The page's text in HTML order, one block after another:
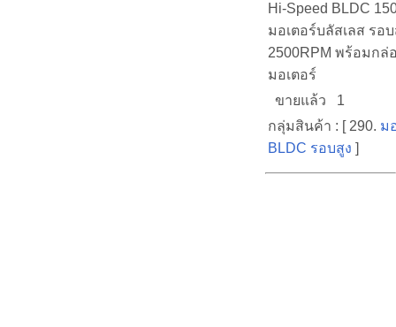
Hi-Speed BLDC
มอเตอร์บลัสเลส รอ
2500RPM พร้อมกล่
มอเตอร์
ขายแล้ว 1
กลุ่มสินค้า : [ 290. ม
BLDC รอบสูง ]